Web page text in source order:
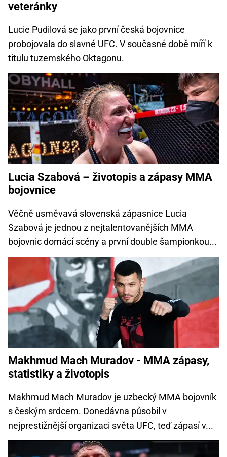
veteránky
Lucie Pudilová se jako první česká bojovnice
probojovala do slavné UFC. V současné době míří k
titulu tuzemského Oktagonu.
Lucia Szabová – životopis a zápasy MMA
bojovnice
Věčně usměvavá slovenská zápasnice Lucia
Szabová je jednou z nejtalentovanějších MMA
bojovnic domácí scény a první double šampionkou...
Makhmud Mach Muradov - MMA zápasy,
statistiky a životopis
Makhmud Mach Muradov je uzbecký MMA bojovník
s českým srdcem. Donedávna působil v
nejprestižnější organizaci světa UFC, teď zápasí v...